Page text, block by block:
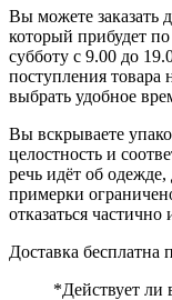
Вы можете заказать
который прибудет
субботу с 9.00 до
поступления товара
выбрать удобное
Вы вскрываете
целостность и
речь идёт об
примерки
отказаться
Доставка бесплатна
*Действует ли